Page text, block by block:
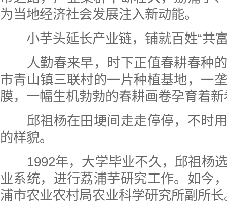
为当地经济社会发展注入新动能。
小芋头延长产业链，铺就百姓“共
人勤春来早，时下正值春耕春种的
市青山镇三联村的一片种植基地，一
膜，一幅生机勃勃的春耕画卷孕育着
邱祖杨在田埂间走走停停，不时用
的样貌。
1992年，大学毕业不久，邱祖杨
业系统，进行荔浦芋研究工作。如今
浦市农业农村局农业科学研究所副所长